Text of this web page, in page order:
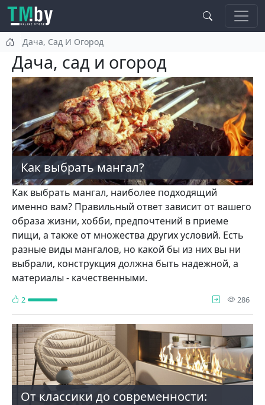
Перейти к основному содержанию
Дача, Сад И Огород
Дача, сад и огород
Как выбрать мангал?
Как выбрать мангал, наиболее подходящий
именно вам? Правильный ответ зависит от вашего
образа жизни, хобби, предпочтений в приеме
пищи, а также от множества других условий. Есть
разные виды мангалов, но какой бы из них вы ни
выбрали, конструкция должна быть надежной, а
материалы - качественными.
2 286
От классики до современности: